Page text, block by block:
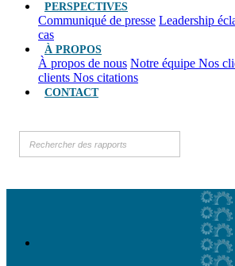
PERSPECTIVES
Communiqué de presse Leadership
cas
À PROPOS
À propos de nous Notre équipe Nos
clients Nos citations
CONTACT